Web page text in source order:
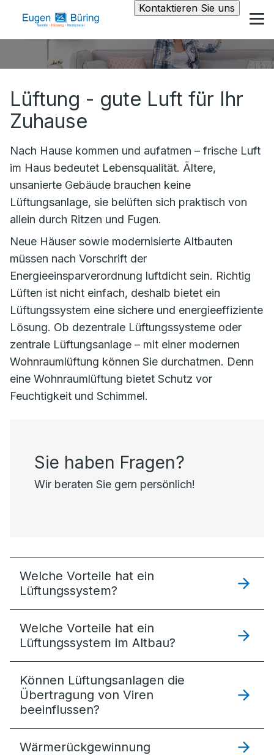
Kontaktieren Sie uns
Lüftung - gute Luft für Ihr
Zuhause
Nach Hause kommen und aufatmen – frische Luft
im Haus bedeutet Lebensqualität. Ältere,
unsanierte Gebäude brauchen keine
Lüftungsanlage, sie belüften sich praktisch von
allein durch Ritzen und Fugen.
Neue Häuser sowie modernisierte Altbauten
müssen nach Vorschrift der
Energieeinsparverordnung luftdicht sein. Richtig
Lüften ist nicht einfach, deshalb bietet ein
Lüftungssystem eine sichere und energieeffiziente
Lösung. Ob dezentrale Lüftungssysteme oder
zentrale Lüftungsanlage – mit einer modernen
Wohnraumlüftung können Sie durchatmen. Denn
eine Wohnraumlüftung bietet Schutz vor
Feuchtigkeit und Schimmel.
Sie haben Fragen?
Wir beraten Sie gern persönlich!
Welche Vorteile hat ein
Lüftungssystem?
Welche Vorteile hat ein
Lüftungssystem im Altbau?
Können Lüftungsanlagen die
Übertragung von Viren
beeinflussen?
Wärmerückgewinnung